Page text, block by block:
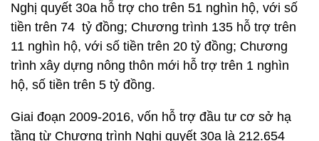
Nghị quyết 30a hỗ trợ cho trên 51 nghìn hộ, với số
tiền trên 74 tỷ đồng; Chương trình 135 hỗ trợ trên
11 nghìn hộ, với số tiền trên 20 tỷ đồng; Chương
trình xây dựng nông thôn mới hỗ trợ trên 1 nghìn
hộ, số tiền trên 5 tỷ đồng.
Giai đoạn 2009-2016, vốn hỗ trợ đầu tư cơ sở hạ
tầng từ Chương trình Nghị quyết 30a là 212.654